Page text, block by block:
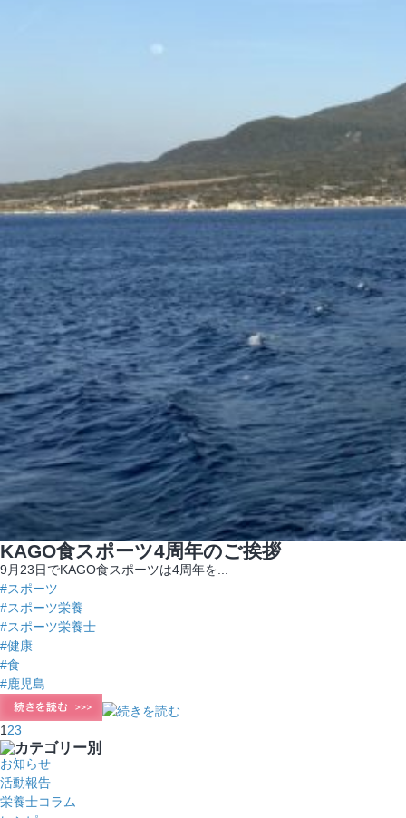
KAGO食スポーツ4周年のご挨拶
9月23日でKAGO食スポーツは4周年を...
#スポーツ
#スポーツ栄養
#スポーツ栄養士
#健康
#食
#鹿児島
1 23
お知らせ
活動報告
栄養士コラム